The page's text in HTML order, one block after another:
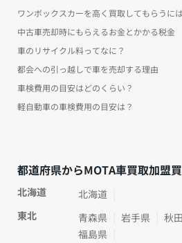
ワンボックスカーを高く買取してもらうには
中古車売却時にもらえるお金とかかる税金
車のリサイクル料ってなに？
都会への引っ越しで車を売却する理由
車検費用の目安はどのくらい？
軽自動車の車検費用の目安は？
都道府県からMOTA車買取加盟
北海道
北海道
東北
青森県 岩手県 秋
福島県